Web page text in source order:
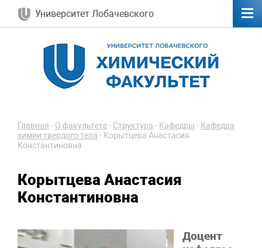
Университет Лобачевского
Главная - О факультете- Структура - Кафедры - Кафедра
химии твердого тела - Корытцева Анастасия
Константиновна
Корытцева Анастасия
Константиновна
Доцент